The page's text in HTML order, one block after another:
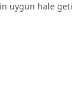
uygun hale